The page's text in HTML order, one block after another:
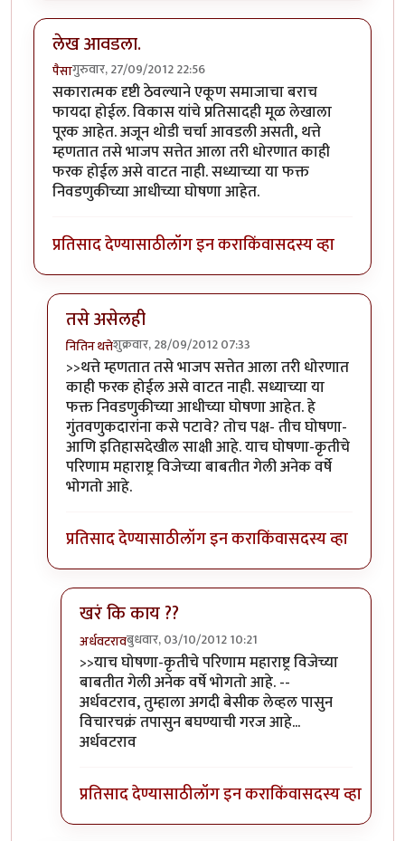
लेख आवडला.
पैसागुरुवार, 27/09/2012 22:56
सकारात्मक दृष्टी ठेवल्याने एकूण समाजाचा बराच
फायदा होईल. विकास यांचे प्रतिसादही मूळ लेखाला
पूरक आहेत. अजून थोडी चर्चा आवडली असती, थत्ते
म्हणतात तसे भाजप सत्तेत आला तरी धोरणात काही
फरक होईल असे वाटत नाही. सध्याच्या या फक्त
निवडणुकीच्या आधीच्या घोषणा आहेत.
प्रतिसाद देण्यासाठीलॉग इन कराकिंवासदस्य व्हा
तसे असेलही
नितिन थत्तेशुक्रवार, 28/09/2012 07:33
In reply toलेख आवडला.byपैसा
>>थत्ते म्हणतात तसे भाजप सत्तेत आला तरी धोरणात
काही फरक होईल असे वाटत नाही. सध्याच्या या
फक्त निवडणुकीच्या आधीच्या घोषणा आहेत. हे
गुंतवणुकदारांना कसे पटावे? तोच पक्ष- तीच घोषणा-
आणि इतिहासदेखील साक्षी आहे. याच घोषणा-कृतीचे
परिणाम महाराष्ट्र विजेच्या बाबतीत गेली अनेक वर्षे
भोगतो आहे.
प्रतिसाद देण्यासाठीलॉग इन कराकिंवासदस्य व्हा
खरं कि काय ??
अर्धवटरावबुधवार, 03/10/2012 10:21
In reply toतसे असेलहीbyनितिन थत्ते
>>याच घोषणा-कृतीचे परिणाम महाराष्ट्र विजेच्या
बाबतीत गेली अनेक वर्षे भोगतो आहे. --
अर्धवटराव, तुम्हाला अगदी बेसीक लेव्हल पासुन
विचारचक्रं तपासुन बघण्याची गरज आहे...
अर्धवटराव
प्रतिसाद देण्यासाठीलॉग इन कराकिंवासदस्य व्हा